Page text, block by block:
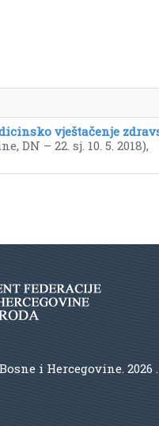
vještačenje
DN – 22. sj. 10. 5. 2018),
i Hercegovine. 2026